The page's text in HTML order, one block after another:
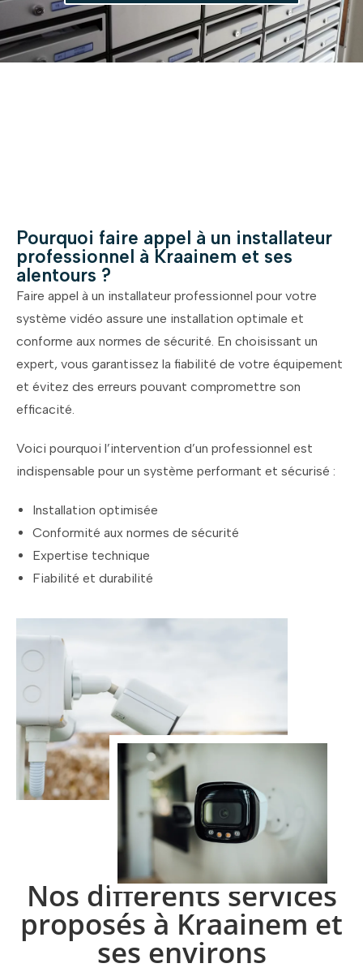
Pourquoi faire appel à un installateur
professionnel à Kraainem et ses
alentours ?
Faire appel à un installateur professionnel pour votre
système vidéo assure une installation optimale et
conforme aux normes de sécurité. En choisissant un
expert, vous garantissez la fiabilité de votre équipement
et évitez des erreurs pouvant compromettre son
efficacité.
Voici pourquoi l’intervention d’un professionnel est
indispensable pour un système performant et sécurisé :
Installation optimisée
Conformité aux normes de sécurité
Expertise technique
Fiabilité et durabilité
Nos différents services
proposés à Kraainem et
ses environs